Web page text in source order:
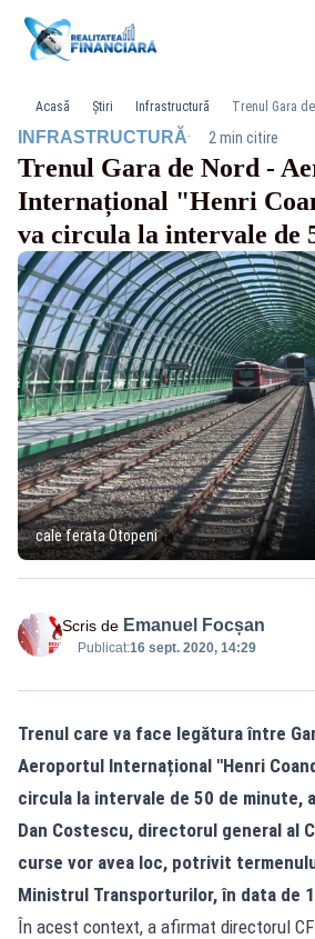
Acasă Știri Infrastructură
INFRASTRUCTURĂ· 2 min citire
Trenul Gara de Nord -
Internațional "Henri
va circula la intervale de
cale ferata Otopeni
Scris de Emanuel Focșan
Publicat:16 sept. 2020, 14:29
Trenul care va face legătura între
Aeroportul Internațional "Henri
circula la intervale de 50 de minute,
Dan Costescu, directorul general al
curse vor avea loc, potrivit
Ministrul Transporturilor, în data de
În acest context, a afirmat directorul